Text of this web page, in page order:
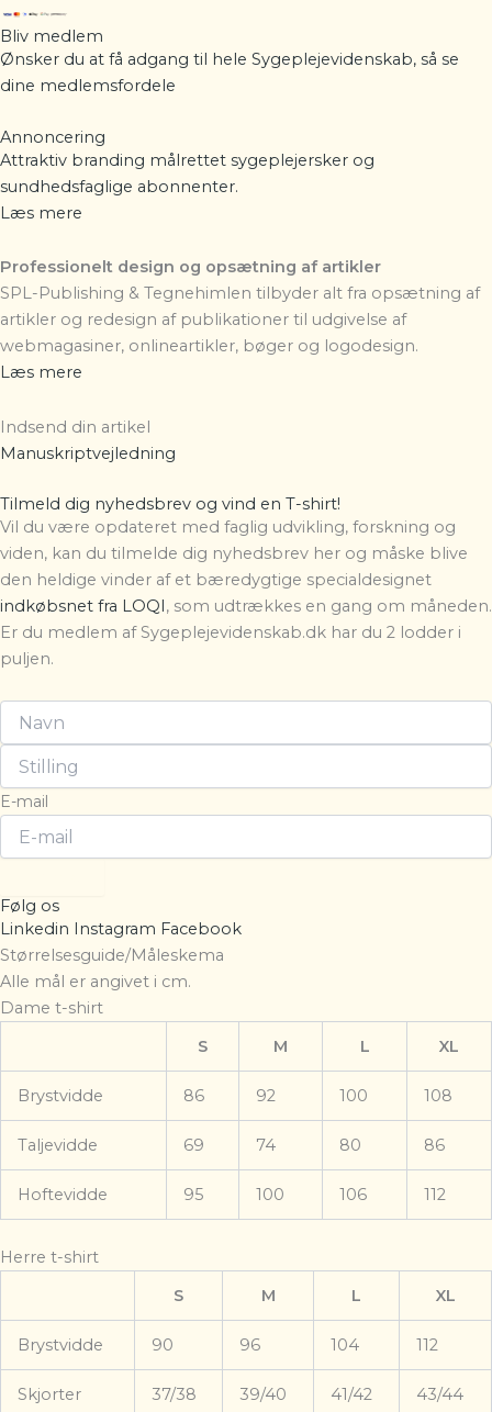
Bliv medlem
Ønsker du at få adgang til hele Sygeplejevidenskab, så se
dine medlemsfordele
Annoncering
Attraktiv branding målrettet sygeplejersker og
sundhedsfaglige abonnenter.
Læs mere
Professionelt design og opsætning af artikler
SPL-Publishing & Tegnehimlen tilbyder alt fra opsætning af
artikler og redesign af publikationer til udgivelse af
webmagasiner, onlineartikler, bøger og logodesign.
Læs mere
Indsend din artikel
Manuskriptvejledning
Tilmeld dig nyhedsbrev og vind en T-shirt!
Vil du være opdateret med faglig udvikling, forskning og
viden, kan du tilmelde dig nyhedsbrev her og måske blive
den heldige vinder af et bæredygtige specialdesignet
indkøbsnet fra LOQI , som udtrækkes en gang om måneden.
Er du medlem af Sygeplejevidenskab.dk har du 2 lodder i
puljen.
E-mail
Følg os
Linkedin Instagram Facebook
Størrelsesguide/Måleskema
Alle mål er angivet i cm.
Dame t-shirt
S
M L XL
Brystvidde 86 92 100 108
Taljevidde 69 74 80 86
Hoftevidde 95 100 106 112
Herre t-shirt
S
M L XL
Brystvidde 90 96 104 112
Skjorter 37/38 39/40 41/42 43/44